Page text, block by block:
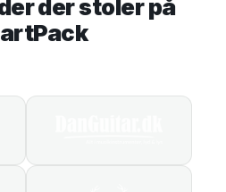
der stoler på